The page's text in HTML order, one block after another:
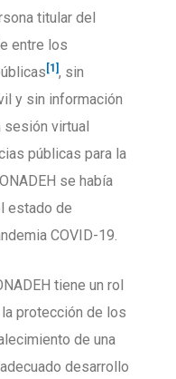
titular del
entre los
[1], sin
y sin información
sesión virtual
públicas para la
se había
estado de
COVID-19.
tiene un rol
protección de los
de una
desarrollo